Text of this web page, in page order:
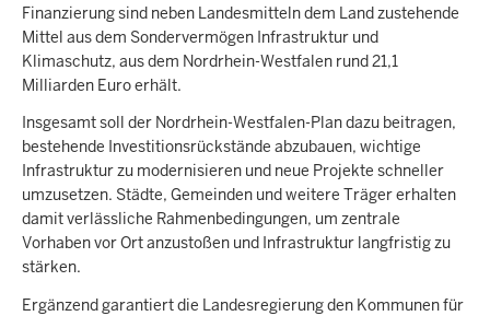
Finanzierung sind neben Landesmitteln dem Land zustehende
Mittel aus dem Sondervermögen Infrastruktur und
Klimaschutz, aus dem Nordrhein-Westfalen rund 21,1
Milliarden Euro erhält.
Insgesamt soll der Nordrhein-Westfalen-Plan dazu beitragen,
bestehende Investitionsrückstände abzubauen, wichtige
Infrastruktur zu modernisieren und neue Projekte schneller
umzusetzen. Städte, Gemeinden und weitere Träger erhalten
damit verlässliche Rahmenbedingungen, um zentrale
Vorhaben vor Ort anzustoßen und Infrastruktur langfristig zu
stärken.
Ergänzend garantiert die Landesregierung den Kommunen für